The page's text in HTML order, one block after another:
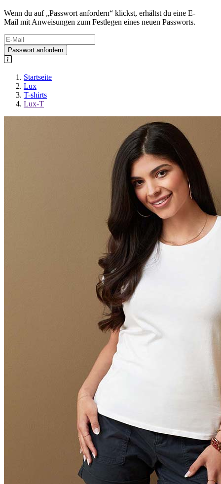
Wenn du auf „Passwort anfordern“ klickst, erhältst du eine E-
Mail mit Anweisungen zum Festlegen eines neuen Passworts.
Passwort anfordern
Startseite
Lux
T-shirts
Lux-T